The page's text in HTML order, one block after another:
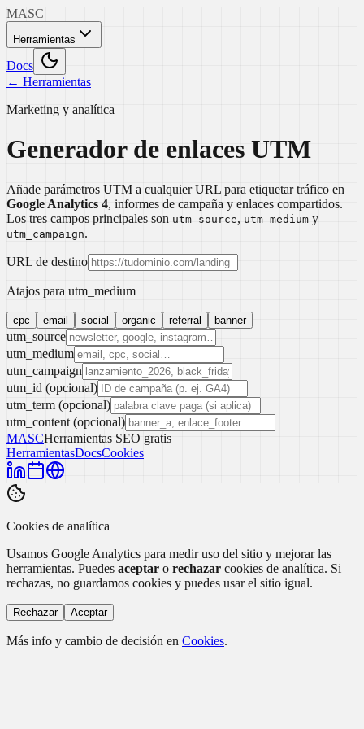
MASC
Herramientas
Docs
← Herramientas
Marketing y analítica
Generador de enlaces UTM
Añade parámetros UTM a cualquier URL para etiquetar tráfico en
Google Analytics 4, informes de campaña y enlaces compartidos.
Los tres campos principales son utm_source, utm_medium y
utm_campaign.
URL de destino
Atajos para utm_medium
cpc email social organic referral banner
utm_source
utm_medium
utm_campaign
utm_id (opcional)
utm_term (opcional)
utm_content (opcional)
MASCHerramientas SEO gratis
HerramientasDocsCookies
Cookies de analítica
Usamos Google Analytics para medir uso del sitio y mejorar las
herramientas. Puedes aceptar o rechazar cookies de analítica. Si
rechazas, no guardamos cookies y puedes usar el sitio igual.
Rechazar Aceptar
Más info y cambio de decisión en Cookies.